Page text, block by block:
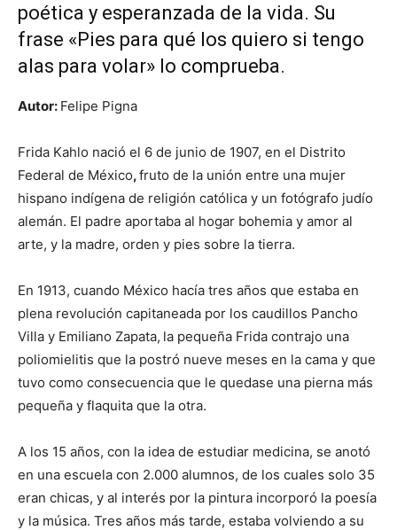
poética y esperanzada de la vida. Su
frase «Pies para qué los quiero si tengo
alas para volar» lo comprueba.
Autor: Felipe Pigna
Frida Kahlo nació el 6 de junio de 1907, en el Distrito
Federal de México,fruto de la unión entre una mujer
hispano indígena de religión católica y un fotógrafo judío
alemán. El padre aportaba al hogar bohemia y amor al
arte, y la madre, orden y pies sobre la tierra.
En 1913, cuando México hacía tres años que estaba en
plena revolución capitaneada por los caudillos Pancho
Villa y Emiliano Zapata, la pequeña Frida contrajo una
poliomielitis que la postró nueve meses en la cama y que
tuvo como consecuencia que le quedase una pierna más
pequeña y flaquita que la otra.
A los 15 años, con la idea de estudiar medicina, se anotó
en una escuela con 2.000 alumnos, de los cuales solo 35
eran chicas, y al interés por la pintura incorporó la poesía
y la música. Tres años más tarde, estaba volviendo a su